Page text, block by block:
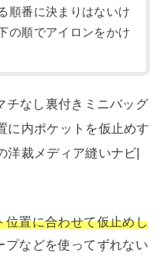
順番に決まりはないけ
の順でアイロンをかけ
位置に合わせて仮止めし
プなどを使ってずれない